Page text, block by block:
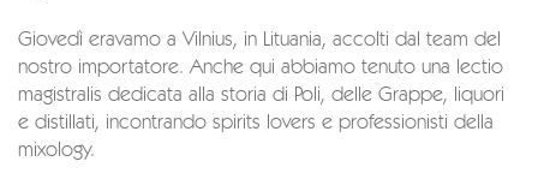
Giovedì eravamo a Vilnius, in Lituania, accolti dal team del
nostro importatore. Anche qui abbiamo tenuto una lectio
magistralis dedicata alla storia di Poli, delle Grappe, liquori
e distillati, incontrando spirits lovers e professionisti della
mixology.